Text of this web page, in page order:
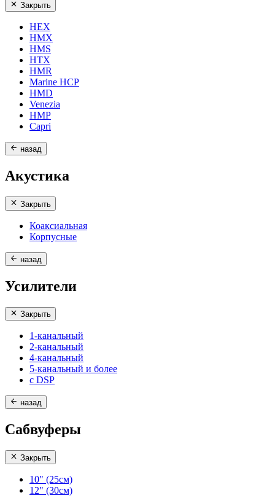
Закрыть
HEX
HMX
HMS
HTX
HMR
Marine HCP
HMD
Venezia
HMP
Capri
назад
Акустика
Закрыть
Коаксиальная
Корпусные
назад
Усилители
Закрыть
1-канальный
2-канальный
4-канальный
5-канальный и более
с DSP
назад
Сабвуферы
Закрыть
10" (25см)
12" (30см)